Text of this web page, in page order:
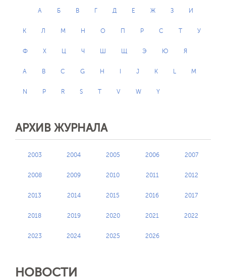
А Б В Г Д Е Ж З И
К Л М Н О П Р С Т У
Ф Х Ц Ч Ш Щ Э Ю Я
A B C G H J K L M
N P R S T V W Y
АРХИВ ЖУРНАЛА
2003 2004 2005 2006 2007
2008 2009 2010 2011 2012
2013 2014 2015 2016 2017
2018 2019 2020 2021 2022
2023 2024 2025 2026
НОВОСТИ